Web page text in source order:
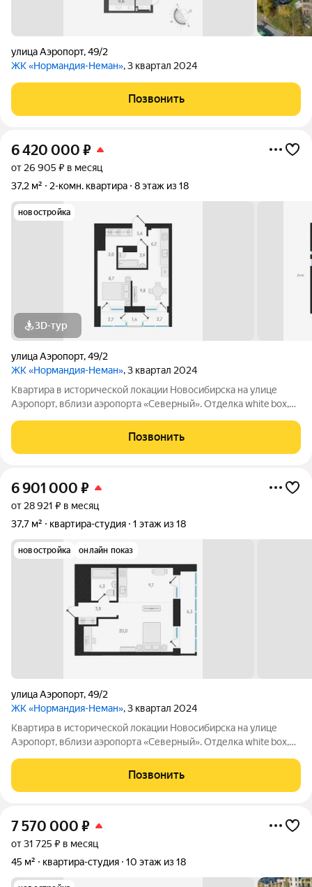
улица Аэропорт,49/2
ЖК «Нормандия-Неман», 3 квартал 2024
Позвонить
6 420 000 ₽
от 26 905 ₽ в месяц
37,2 м²
2-комн. квартира 8 этаж из 18
новостройка
3D-тур
улица Аэропорт,49/2
ЖК «Нормандия-Неман», 3 квартал 2024
Квартира в исторической локации Новосибирска на улице
Аэропорт, вблизи аэропорта «Северный». Отделка white box,
примыкающей к «Нормандии Неман», будет построеноПозвонить
6 901 000 ₽
от 28 921 ₽ в месяц
37,7 м²
квартира-студия 1 этаж из 18
новостройка онлайн показ
улица Аэропорт,49/2
ЖК «Нормандия-Неман», 3 квартал 2024
Квартира в исторической локации Новосибирска на улице
Аэропорт, вблизи аэропорта «Северный». Отделка white box,
примыкающей к «Нормандии Неман», будет построеноПозвонить
7 570 000 ₽
от 31 725 ₽ в месяц
45 м²
квартира-студия 10 этаж из 18